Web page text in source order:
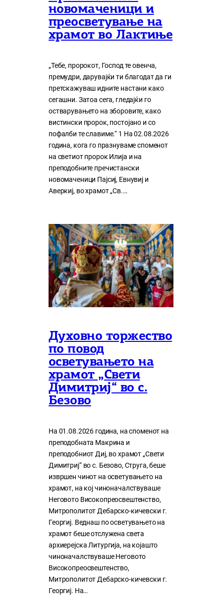
новомаченици и
преосветување на
храмот во Лактиње
„Тебе, пророкот, Господ те овенча,
премудри, дарувајќи ти благодат да ги
претскажуваш идните настани како
сегашни. Затоа сега, гледајќи го
остварувањето на зборовите, како
вистински пророк, постојано и со
пофалби те славиме.“ 1 На 02.08.2026
година, кога го празнуваме споменот
на светиот пророк Илија и на
преподобните пречистански
новомаченици Пајсиј, Евнувиј и
Аверкиј, во храмот „Св.…
Духовно торжество
по повод
осветувањето на
храмот „Свети
Димитриј“ во с.
Безово
На 01.08.2026 година, на споменот на
преподобната Макрина и
преподобниот Диј, во храмот „Свети
Димитриј“ во с. Безово, Струга, беше
извршен чинот на осветувањето на
храмот, на кој чиноначалствуваше
Неговото Високопреосвештенство,
Митрополитот Дебарско-кичевски г.
Георгиј. Веднаш по осветувањето на
храмот беше отслужена света
архиерејска Литургија, на којашто
чиноначалствуваше Неговото
Високопреосвештенство,
Митрополитот Дебарско-кичевски г.
Георгиј. На…